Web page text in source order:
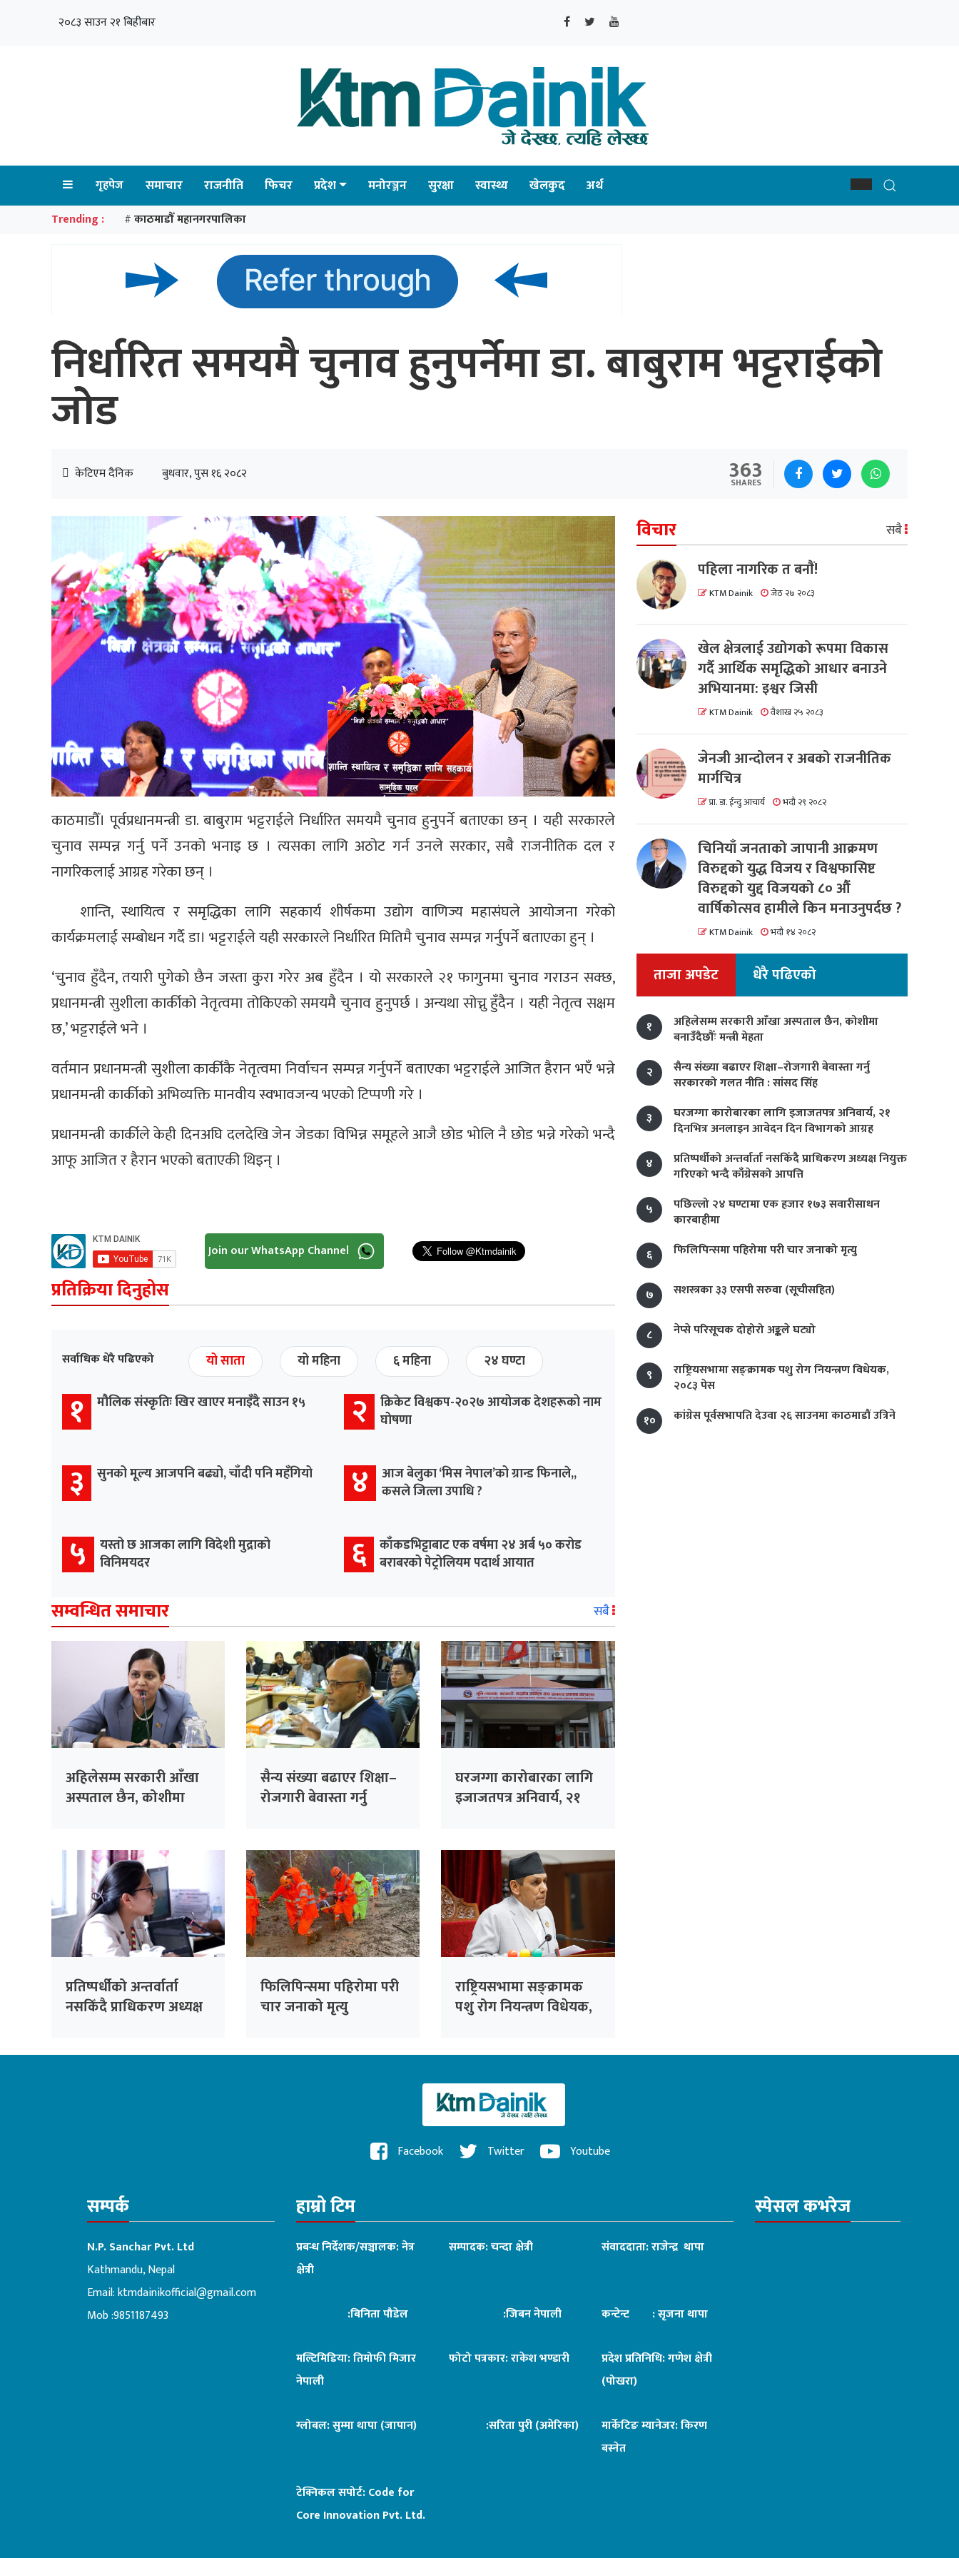
२०८३ साउन २१ बिहीबार
गृहपेज समाचार राजनीति फिचर प्रदेश मनोरञ्जन सुरक्षा स्वास्थ्य खेलकुद अर्थ
Trending : # काठमाडौँ महानगरपालिका
निर्धारित समयमै चुनाव हुनुपर्नेमा डा. बाबुराम भट्टराईको
जोड
केटिएम दैनिक बुधवार, पुस १६ २०८२ 363
SHARES
काठमाडौँ। पूर्वप्रधानमन्त्री डा. बाबुराम भट्टराईले निर्धारित समयमै चुनाव हुनुपर्ने बताएका छन् । यही सरकारले
चुनाव सम्पन्न गर्नु पर्ने उनको भनाइ छ । त्यसका लागि अठोट गर्न उनले सरकार, सबै राजनीतिक दल र
नागरिकलाई आग्रह गरेका छन् ।
शान्ति, स्थायित्व र समृद्धिका लागि सहकार्य शीर्षकमा उद्योग वाणिज्य महासंघले आयोजना गरेको
कार्यक्रमलाई सम्बोधन गर्दै डा। भट्टराईले यही सरकारले निर्धारित मितिमै चुनाव सम्पन्न गर्नुपर्ने बताएका हुन् ।
‘चुनाव हुँदैन, तयारी पुगेको छैन जस्ता कुरा गरेर अब हुँदैन । यो सरकारले २१ फागुनमा चुनाव गराउन सक्छ,
प्रधानमन्त्री सुशीला कार्कीको नेतृत्वमा तोकिएको समयमै चुनाव हुनुपर्छ । अन्यथा सोच्नु हुँदैन । यही नेतृत्व सक्षम
छ,’ भट्टराईले भने ।
वर्तमान प्रधानमन्त्री सुशीला कार्कीकै नेतृत्वमा निर्वाचन सम्पन्न गर्नुपर्ने बताएका भट्टराईले आजित हैरान भएँ भन्ने
प्रधानमन्त्री कार्कीको अभिव्यक्ति मानवीय स्वभावजन्य भएको टिप्पणी गरे ।
प्रधानमन्त्री कार्कीले केही दिनअघि दलदेखि जेन जेडका विभिन्न समूहले आजै छोड भोलि नै छोड भन्ने गरेको भन्दै
आफू आजित र हैरान भएको बताएकी थिइन् ।
Join our WhatsApp Channel
प्रतिक्रिया दिनुहोस
सर्वाधिक धेरै पढिएको यो साता यो महिना ६ महिना २४ घण्टा
१ मौलिक संस्कृतिः खिर खाएर मनाइँदै साउन १५ २
क्रिकेट विश्वकप-२०२७ आयोजक देशहरूको नाम
घोषणा
३ सुनको मूल्य आजपनि बढ्यो, चाँदी पनि महँगियो ४
आज बेलुका ‘मिस नेपाल’को ग्रान्ड फिनाले,,
कसले जित्ला उपाधि ?
५
यस्तो छ आजका लागि विदेशी मुद्राको
विनिमयदर
६ काँकडभिट्टाबाट एक वर्षमा २४ अर्ब ५० करोड
बराबरको पेट्रोलियम पदार्थ आयात
सम्वन्धित समाचार सबै
अहिलेसम्म सरकारी आँखा
अस्पताल छैन, कोशीमा
सैन्य संख्या बढाएर शिक्षा–
रोजगारी बेवास्ता गर्नु
घरजग्गा कारोबारका लागि
इजाजतपत्र अनिवार्य, २१
प्रतिष्पर्धीको अन्तर्वार्ता
नसकिँदै प्राधिकरण अध्यक्ष
फिलिपिन्समा पहिरोमा परी
चार जनाको मृत्यु
राष्ट्रियसभामा सङ्क्रामक
पशु रोग नियन्त्रण विधेयक,
विचार सबै
पहिला नागरिक त बनाैं!
KTM Dainik जेठ २७ २०८३
खेल क्षेत्रलाई उद्योगको रूपमा विकास
गर्दै आर्थिक समृद्धिको आधार बनाउने
अभियानमा: इश्वर जिसी
KTM Dainik वैशाख २५ २०८३
जेनजी आन्दोलन र अबको राजनीतिक
मार्गचित्र
प्रा. डा. ईन्दु आचार्य भदौ २९ २०८२
चिनियाँ जनताको जापानी आक्रमण
विरुद्दको युद्ध विजय र विश्वफासिष्ट
विरुद्दको युद्द विजयको ८० औं
वार्षिकोत्सव हामीले किन मनाउनुपर्दछ ?
KTM Dainik भदौ १४ २०८२
ताजा अपडेट धेरै पढिएको
१
अहिलेसम्म सरकारी आँखा अस्पताल छैन, कोशीमा
बनाउँदैछौँः मन्त्री मेहता
२
सैन्य संख्या बढाएर शिक्षा–रोजगारी बेवास्ता गर्नु
सरकारको गलत नीति : सांसद सिंह
३
घरजग्गा कारोबारका लागि इजाजतपत्र अनिवार्य, २१
दिनभित्र अनलाइन आवेदन दिन विभागको आग्रह
४
प्रतिष्पर्धीको अन्तर्वार्ता नसकिँदै प्राधिकरण अध्यक्ष नियुक्त
गरिएको भन्दै काँग्रेसको आपत्ति
५
पछिल्लो २४ घण्टामा एक हजार १७३ सवारीसाधन
कारबाहीमा
६
फिलिपिन्समा पहिरोमा परी चार जनाको मृत्यु
७ सशस्त्रका ३३ एसपी सरुवा (सूचीसहित)
८ नेप्से परिसूचक दोहोरो अङ्कले घट्यो
९
राष्ट्रियसभामा सङ्क्रामक पशु रोग नियन्त्रण विधेयक,
२०८३ पेस
१०
कांग्रेस पूर्वसभापति देउवा २६ साउनमा काठमाडौं उत्रिने
Facebook Twitter Youtube
सम्पर्क
N.P. Sanchar Pvt. Ltd
Kathmandu, Nepal
Email:ktmdainikofficial@gmail.com
Mob :9851187493
हाम्रो टिम
प्रबन्ध निर्देशक/सञ्चालक: नेत्र
क्षेत्री
सम्पादक: चन्दा क्षेत्री संवाददाता: राजेन्द्र थापा
:बिनिता पौडेल :जिबन नेपाली कन्टेन्ट : सृजना थापा
मल्टिमिडिया: तिमोफी मिजार
नेपाली
फोटो पत्रकार: राकेश भण्डारी
प्रदेश प्रतिनिधि: गणेश क्षेत्री
(पोखरा)
ग्लोबल: सुम्मा थापा (जापान) :सरिता पुरी (अमेरिका)
मार्केटिङ म्यानेजर: किरण
बस्नेत
टेक्निकल सपोर्ट:Code for
Core Innovation Pvt. Ltd.
स्पेसल कभरेज